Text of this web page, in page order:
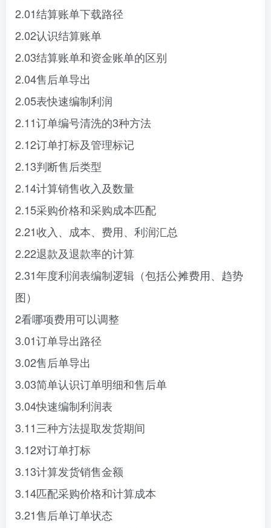
2.01结算账单下载路径
2.02认识结算账单
2.03结算账单和资金账单的区别
2.04售后单导出
2.05表快速编制利润
2.11订单编号清洗的3种方法
2.12订单打标及管理标记
2.13判断售后类型
2.14计算销售收入及数量
2.15采购价格和采购成本匹配
2.21收入、成本、费用、利润汇总
2.22退款及退款率的计算
2.31年度利润表编制逻辑（包括公摊费用、趋势
图）
2看哪项费用可以调整
3.01订单导出路径
3.02售后单导出
3.03简单认识订单明细和售后单
3.04快速编制利润表
3.11三种方法提取发货期间
3.12对订单打标
3.13计算发货销售金额
3.14匹配采购价格和计算成本
3.21售后单订单状态